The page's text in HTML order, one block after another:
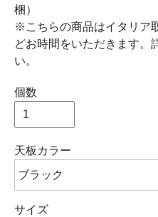
梱）
※こちらの商品はイタリア
どお時間をいただきます。
い。
個数
天板カラー
サイズ